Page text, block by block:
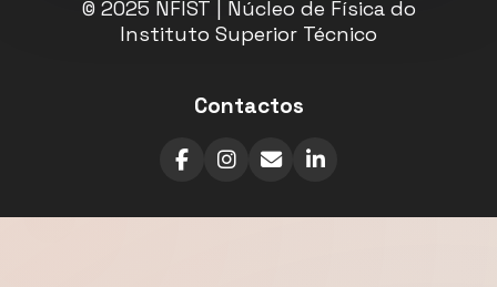
© 2025 NFIST | Núcleo de Física do
Instituto Superior Técnico
Contactos